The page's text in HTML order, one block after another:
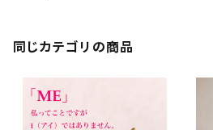
同じカテゴリの商品